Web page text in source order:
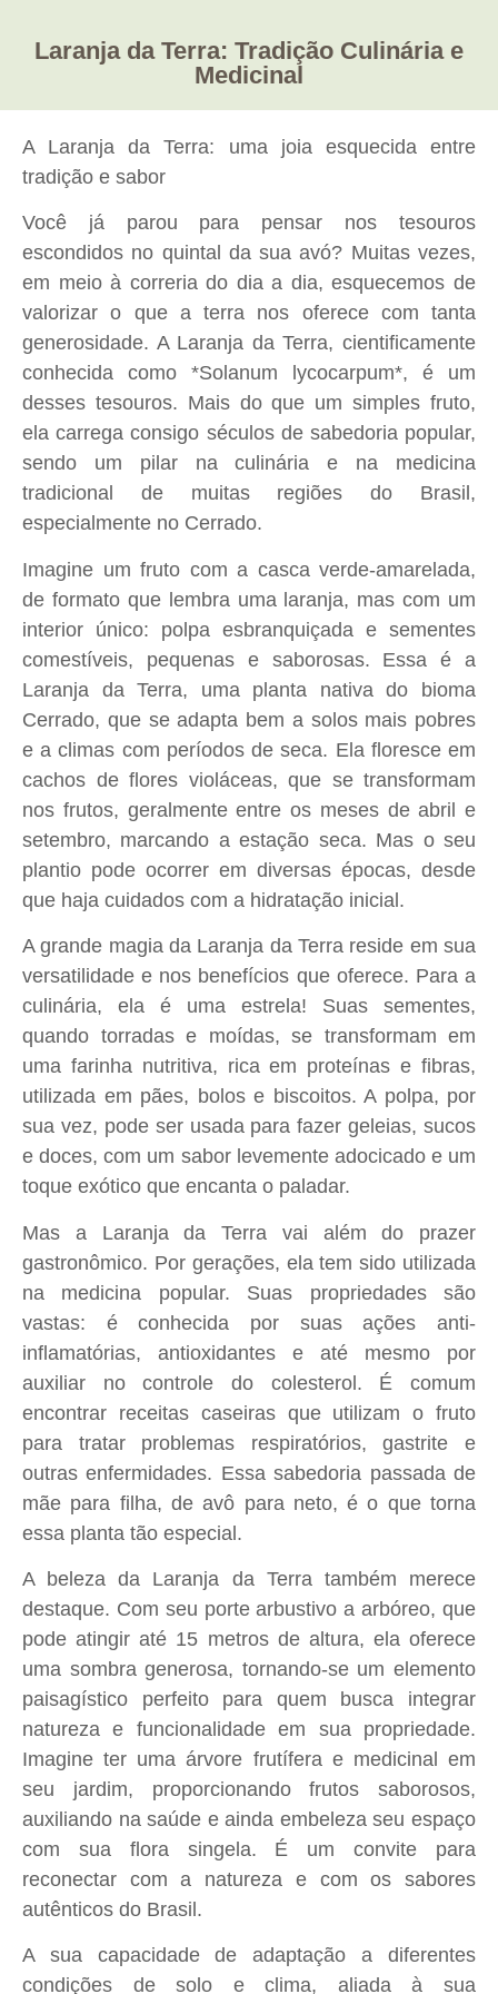
Laranja da Terra: Tradição Culinária e
Medicinal
A Laranja da Terra: uma joia esquecida entre
tradição e sabor
Você já parou para pensar nos tesouros
escondidos no quintal da sua avó? Muitas vezes,
em meio à correria do dia a dia, esquecemos de
valorizar o que a terra nos oferece com tanta
generosidade. A Laranja da Terra, cientificamente
conhecida como *Solanum lycocarpum*, é um
desses tesouros. Mais do que um simples fruto,
ela carrega consigo séculos de sabedoria popular,
sendo um pilar na culinária e na medicina
tradicional de muitas regiões do Brasil,
especialmente no Cerrado.
Imagine um fruto com a casca verde-amarelada,
de formato que lembra uma laranja, mas com um
interior único: polpa esbranquiçada e sementes
comestíveis, pequenas e saborosas. Essa é a
Laranja da Terra, uma planta nativa do bioma
Cerrado, que se adapta bem a solos mais pobres
e a climas com períodos de seca. Ela floresce em
cachos de flores violáceas, que se transformam
nos frutos, geralmente entre os meses de abril e
setembro, marcando a estação seca. Mas o seu
plantio pode ocorrer em diversas épocas, desde
que haja cuidados com a hidratação inicial.
A grande magia da Laranja da Terra reside em sua
versatilidade e nos benefícios que oferece. Para a
culinária, ela é uma estrela! Suas sementes,
quando torradas e moídas, se transformam em
uma farinha nutritiva, rica em proteínas e fibras,
utilizada em pães, bolos e biscoitos. A polpa, por
sua vez, pode ser usada para fazer geleias, sucos
e doces, com um sabor levemente adocicado e um
toque exótico que encanta o paladar.
Mas a Laranja da Terra vai além do prazer
gastronômico. Por gerações, ela tem sido utilizada
na medicina popular. Suas propriedades são
vastas: é conhecida por suas ações anti-
inflamatórias, antioxidantes e até mesmo por
auxiliar no controle do colesterol. É comum
encontrar receitas caseiras que utilizam o fruto
para tratar problemas respiratórios, gastrite e
outras enfermidades. Essa sabedoria passada de
mãe para filha, de avô para neto, é o que torna
essa planta tão especial.
A beleza da Laranja da Terra também merece
destaque. Com seu porte arbustivo a arbóreo, que
pode atingir até 15 metros de altura, ela oferece
uma sombra generosa, tornando-se um elemento
paisagístico perfeito para quem busca integrar
natureza e funcionalidade em sua propriedade.
Imagine ter uma árvore frutífera e medicinal em
seu jardim, proporcionando frutos saborosos,
auxiliando na saúde e ainda embeleza seu espaço
com sua flora singela. É um convite para
reconectar com a natureza e com os sabores
autênticos do Brasil.
A sua capacidade de adaptação a diferentes
condições de solo e clima, aliada à sua